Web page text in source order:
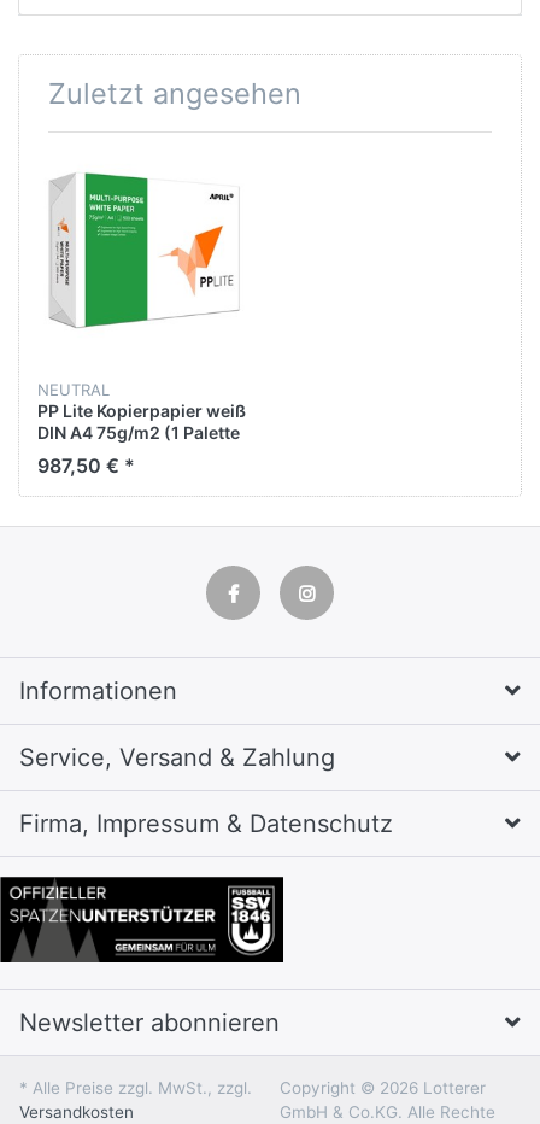
Zuletzt angesehen
NEUTRAL
PP Lite Kopierpapier weiß
DIN A4 75g/m2 (1 Palette
mit 100.000 Blatt)
987,50 € *
Informationen
Service, Versand & Zahlung
Firma, Impressum & Datenschutz
Newsletter abonnieren
* Alle Preise zzgl. MwSt., zzgl.
Versandkosten
Copyright © 2026 Lotterer
GmbH & Co.KG. Alle Rechte